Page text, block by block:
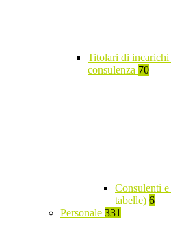
Titolari di
consulenza 70
Consulenti
tabelle) 6
Personale 331